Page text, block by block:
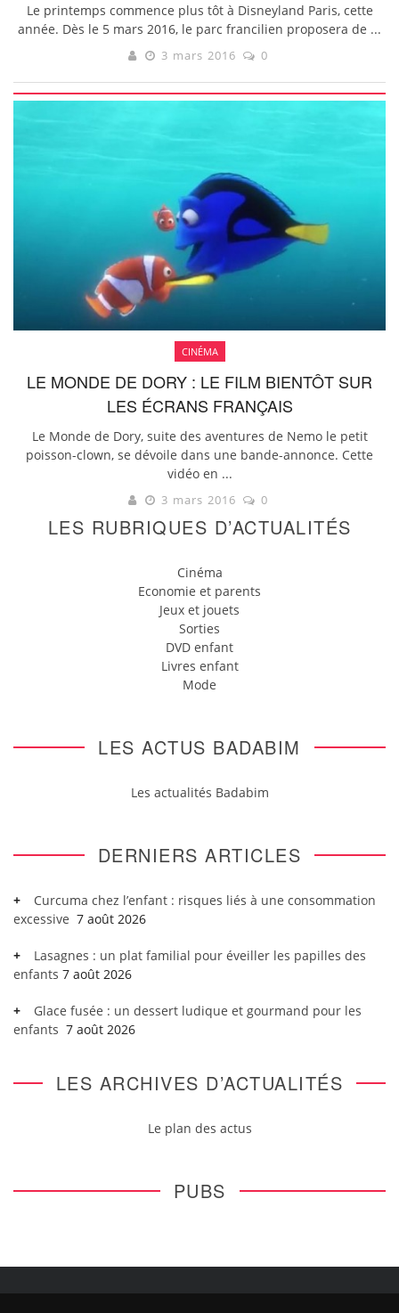
Le printemps commence plus tôt à Disneyland Paris, cette
année. Dès le 5 mars 2016, le parc francilien proposera de ...
3 mars 2016 0
CINÉMA
LE MONDE DE DORY : LE FILM BIENTÔT SUR
LES ÉCRANS FRANÇAIS
Le Monde de Dory, suite des aventures de Nemo le petit
poisson-clown, se dévoile dans une bande-annonce. Cette
vidéo en ...
3 mars 2016 0
LES RUBRIQUES D’ACTUALITÉS
Cinéma
Economie et parents
Jeux et jouets
Sorties
DVD enfant
Livres enfant
Mode
LES ACTUS BADABIM
Les actualités Badabim
DERNIERS ARTICLES
Curcuma chez l’enfant : risques liés à une consommation
excessive 7 août 2026
Lasagnes : un plat familial pour éveiller les papilles des
enfants 7 août 2026
Glace fusée : un dessert ludique et gourmand pour les
enfants 7 août 2026
LES ARCHIVES D’ACTUALITÉS
Le plan des actus
PUBS